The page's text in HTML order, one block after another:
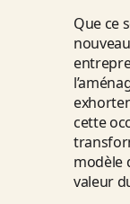
Que ce
cette
modèle
valeur